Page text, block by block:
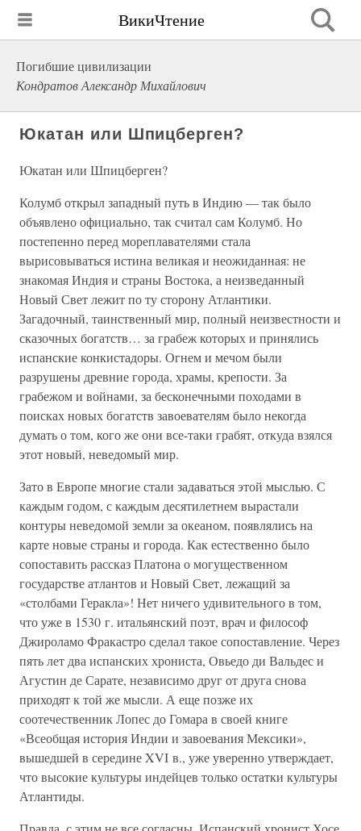
ВикиЧтение
Погибшие цивилизации
Кондратов Александр Михайлович
Юкатан или Шпицберген?
Юкатан или Шпицберген?
Колумб открыл западный путь в Индию — так было
объявлено официально, так считал сам Колумб. Но
постепенно перед мореплавателями стала
вырисовываться истина великая и неожиданная: не
знакомая Индия и страны Востока, а неизведанный
Новый Свет лежит по ту сторону Атлантики.
Загадочный, таинственный мир, полный неизвестности и
сказочных богатств… за грабеж которых и принялись
испанские конкистадоры. Огнем и мечом были
разрушены древние города, храмы, крепости. За
грабежом и войнами, за бесконечными походами в
поисках новых богатств завоевателям было некогда
думать о том, кого же они все-таки грабят, откуда взялся
этот новый, неведомый мир.
Зато в Европе многие стали задаваться этой мыслью. С
каждым годом, с каждым десятилетнем вырастали
контуры неведомой земли за океаном, появлялись на
карте новые страны и города. Как естественно было
сопоставить рассказ Платона о могущественном
государстве атлантов и Новый Свет, лежащий за
«столбами Геракла»! Нет ничего удивительного в том,
что уже в 1530 г. итальянский поэт, врач и философ
Джироламо Фракастро сделал такое сопоставление. Через
пять лет два испанских хрониста, Овьедо ди Вальдес и
Агустин де Сарате, независимо друг от друга снова
приходят к той же мысли. А еще позже их
соотечественник Лопес до Гомара в своей книге
«Всеобщая история Индии и завоевания Мексики»,
вышедшей в середине XVI в., уже уверенно утверждает,
что высокие культуры индейцев только остатки культуры
Атлантиды.